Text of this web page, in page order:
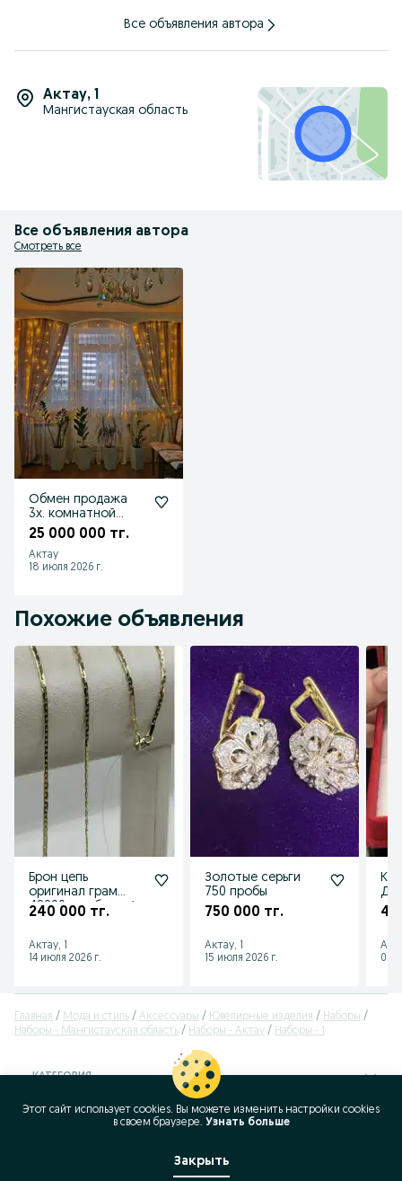
Все объявления автора
Актау, 1
Мангистауская область
Все объявления автора
Смотреть все
Обмен продажа
3х. комнатной
квартиры
25 000 000 тг.
Актау
18 июля 2026 г.
Похожие объявления
Брон цепь
оригинал грам
48000 нан беремін
240 000 тг.
Актау, 1
14 июля 2026 г.
Золотые серьги
750 пробы
750 000 тг.
Актау, 1
15 июля 2026 г.
06
Главная Мода и стиль Аксессуары Ювелирные изделия
Наборы
Наборы - Мангистауская область
Наборы - Актау Наборы - 1
КАТЕГОРИЯ
Этот сайт использует cookies. Вы можете изменить настройки cookies
в своeм браузере. Узнать больше
Закрыть